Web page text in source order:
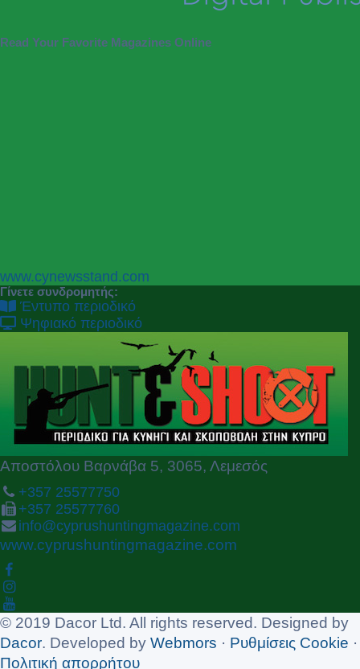
Read Your Favorite Magazines Online
P
r
e
v
N
e
x
t
www.cynewsstand.com
Γίνετε συνδρομητής:
Έντυπο περιοδικό
Ψηφιακό περιοδικό
Αποστόλου Βαρνάβα 5, 3065, Λεμεσός
+357 25577750
+357 25577760
info@cyprushuntingmagazine.com
www.cyprushuntingmagazine.com
© 2019 Dacor Ltd. All rights reserved. Designed by
Dacor. Developed by Webmors · Ρυθμίσεις Cookie ·
Πολιτική απορρήτου